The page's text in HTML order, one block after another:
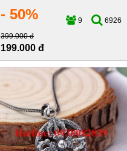
- 50% 9
6926
399.000 đ
199.000 đ